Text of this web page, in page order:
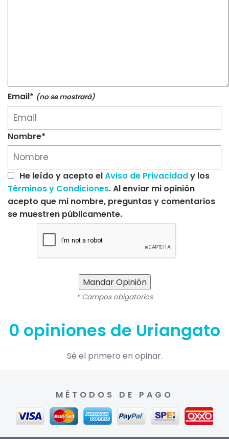
Email* (no se mostrará)
Nombre*
He leído y acepto elAviso de Privacidady los
Términos y Condiciones. Al enviar mi opinión
acepto que mi nombre, preguntas y comentarios
se muestren públicamente.
Mandar Opinión
* Campos obigatorios
0 opiniones de Uriangato
Sé el primero en opinar.
MÉTODOS DE PAGO